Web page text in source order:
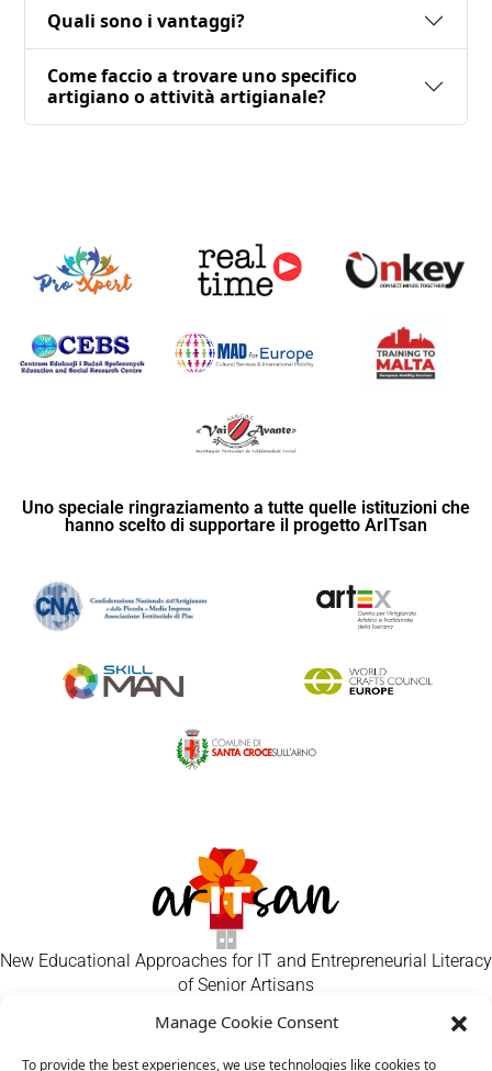
Manage Cookie Consent
To provide the best experiences, we use technologies like cookies to
Quali sono i vantaggi?
Come faccio a trovare uno specifico
artigiano o attività artigianale?
Uno speciale ringraziamento a tutte quelle istituzioni che
hanno scelto di supportare il progetto ArITsan
New Educational Approaches for IT and Entrepreneurial Literacy
of Senior Artisans
Contatto